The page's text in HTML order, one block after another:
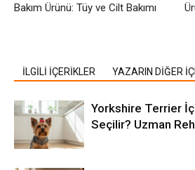
Bakım Ürünü: Tüy ve Cilt Bakımı
İLGİLİ İÇERİKLER YAZARIN DİĞER
Yorkshire Terrier
Seçilir? Uzman